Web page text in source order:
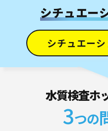
シチュエー
シチュエー
水質検査ホ
3つの